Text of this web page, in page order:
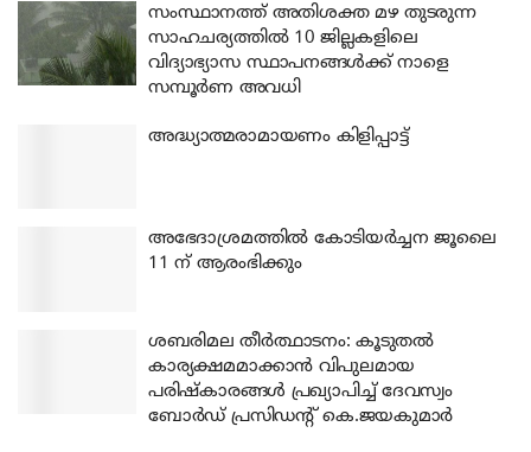
സംസ്ഥാനത്ത് അതിശക്ത മഴ തുടരുന്ന
സാഹചര്യത്തിൽ 10 ജില്ലകളിലെ
വിദ്യാഭ്യാസ സ്ഥാപനങ്ങൾക്ക് നാളെ
സമ്പൂർണ അവധി
അദ്ധ്യാത്മരാമായണം കിളിപ്പാട്ട്
അഭേദാശ്രമത്തില്‍ കോടിയര്‍ച്ചന ജൂലൈ
11 ന് ആരംഭിക്കും
ശബരിമല തീര്‍ത്ഥാടനം: കൂടുതല്‍
കാര്യക്ഷമമാക്കാന്‍ വിപുലമായ
പരിഷ്‌കാരങ്ങള്‍ പ്രഖ്യാപിച്ച് ദേവസ്വം
ബോര്‍ഡ് പ്രസിഡന്റ് കെ.ജയകുമാര്‍